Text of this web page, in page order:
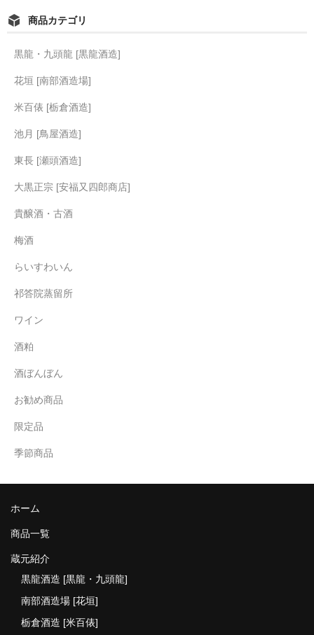
商品カテゴリ
黒龍・九頭龍 [黒龍酒造]
花垣 [南部酒造場]
米百俵 [栃倉酒造]
池月 [鳥屋酒造]
東長 [瀬頭酒造]
大黒正宗 [安福又四郎商店]
貴醸酒・古酒
梅酒
らいすわいん
祁答院蒸留所
ワイン
酒粕
酒ぼんぼん
お勧め商品
限定品
季節商品
ホーム
商品一覧
蔵元紹介
黒龍酒造 [黒龍・九頭龍]
南部酒造場 [花垣]
栃倉酒造 [米百俵]